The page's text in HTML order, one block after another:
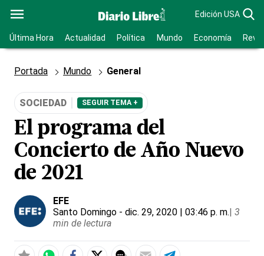
Edición USA
Última Hora Actualidad Política Mundo Economía
Portada Mundo General
SOCIEDAD SEGUIR TEMA +
El programa del
Concierto de Año Nuevo
de 2021
EFE
Santo Domingo - dic. 29, 2020 | 03:46 p. m.| 3
min de lectura